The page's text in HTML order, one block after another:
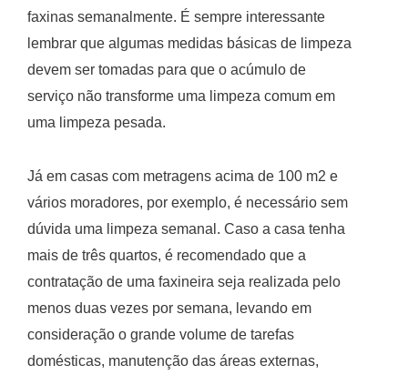
faxinas semanalmente. É sempre interessante
lembrar que algumas medidas básicas de limpeza
devem ser tomadas para que o acúmulo de
serviço não transforme uma limpeza comum em
uma limpeza pesada.
Já em casas com metragens acima de 100 m2 e
vários moradores, por exemplo, é necessário sem
dúvida uma limpeza semanal. Caso a casa tenha
mais de três quartos, é recomendado que a
contratação de uma faxineira seja realizada pelo
menos duas vezes por semana, levando em
consideração o grande volume de tarefas
domésticas, manutenção das áreas externas,